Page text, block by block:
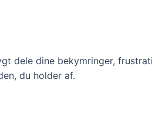
dele dine bekymringer,
du holder af.